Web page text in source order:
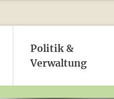
Politik &
Verwaltung